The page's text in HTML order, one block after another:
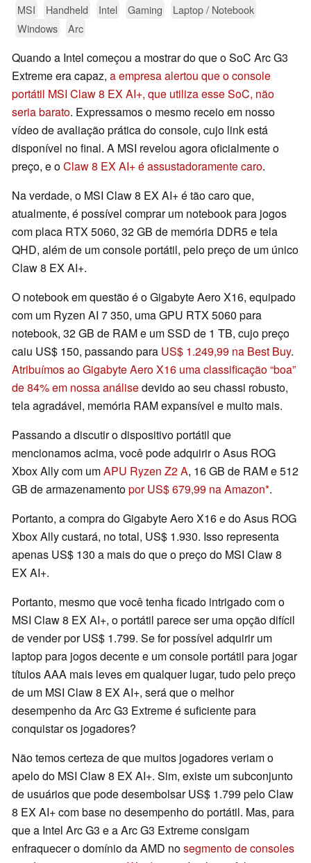
MSI Handheld Intel Gaming
Laptop / Notebook
Windows
Arc
Quando a Intel começou a mostrar do que o SoC Arc G3
Extreme era capaz, a empresa alertou que o console
portátil MSI Claw 8 EX AI+, que utiliza esse SoC, não
seria barato. Expressamos o mesmo receio em nosso
vídeo de avaliação prática do console, cujo link está
disponível no final. A MSI revelou agora oficialmente o
preço, e oClaw 8 EX AI+ é assustadoramente caro.
Na verdade, o MSI Claw 8 EX AI+ é tão caro que,
atualmente, é possível comprar um notebook para jogos
com placa RTX 5060, 32 GB de memória DDR5 e tela
QHD, além de um console portátil, pelo preço de um único
Claw 8 EX AI+.
O notebook em questão é o Gigabyte Aero X16, equipado
com um Ryzen AI 7 350, uma GPU RTX 5060 para
notebook, 32 GB de RAM e um SSD de 1 TB, cujo preço
caiu US$ 150, passando para US$ 1.249,99 na Best Buy.
Atribuímos ao Gigabyte Aero X16 uma classificação “boa”
de 84% em nossa análisedevido ao seu chassi robusto,
tela agradável, memória RAM expansível e muito mais.
Passando a discutir o dispositivo portátil que
mencionamos acima, você pode adquirir o Asus ROG
Xbox Ally com umAPU Ryzen Z2 A, 16 GB de RAM e 512
GB de armazenamentopor US$ 679,99 na Amazon .
Portanto, a compra do Gigabyte Aero X16 e do Asus ROG
Xbox Ally custará, no total, US$ 1.930. Isso representa
apenas US$ 130 a mais do que o preço do MSI Claw 8
EX AI+.
Portanto, mesmo que você tenha ficado intrigado com o
MSI Claw 8 EX AI+, o portátil parece ser uma opção difícil
de vender por US$ 1.799. Se for possível adquirir um
laptop para jogos decente e um console portátil para jogar
títulos AAA mais leves em qualquer lugar, tudo pelo preço
de um MSI Claw 8 EX AI+, será que o melhor
desempenho da Arc G3 Extreme é suficiente para
conquistar os jogadores?
Não temos certeza de que muitos jogadores veriam o
apelo do MSI Claw 8 EX AI+. Sim, existe um subconjunto
de usuários que pode desembolsar US$ 1.799 pelo Claw
8 EX AI+ com base no desempenho do portátil. Mas, para
que a Intel Arc G3 e a Arc G3 Extreme consigam
enfraquecer o domínio da AMD nosegmento de consoles